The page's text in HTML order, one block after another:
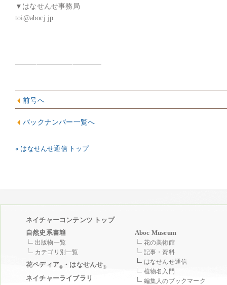
▼はなせんせ事務局
toi@abocj.jp
前号へ
バックナンバー一覧へ
« はなせんせ通信 トップ
ネイチャーコンテンツ トップ
自然史系書籍
出版物一覧
カテゴリ別一覧
花ペディア® ・はなせんせ®
ネイチャーライブラリ
Aboc Museum
花の美術館
記事・資料
はなせんせ通信
植物名入門
編集人のブックマーク